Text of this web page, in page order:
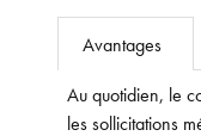
Avantages
Au quotidien, le
les sollicitations